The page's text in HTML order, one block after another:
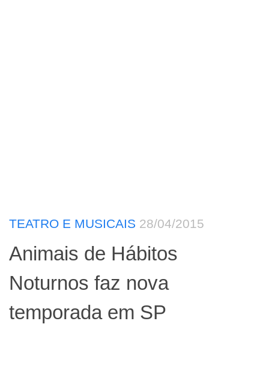
TEATRO E MUSICAIS 28/04/2015
Animais de Hábitos
Noturnos faz nova
temporada em SP